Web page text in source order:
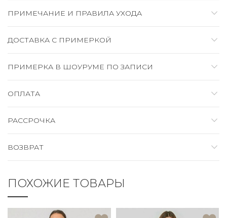
ПРИМЕЧАНИЕ И ПРАВИЛА УХОДА
ДОСТАВКА C ПРИМЕРКОЙ
ПРИМЕРКА В ШОУРУМЕ ПО ЗАПИСИ
ОПЛАТА
РАССРОЧКА
ВОЗВРАТ
ПОХОЖИЕ ТОВАРЫ